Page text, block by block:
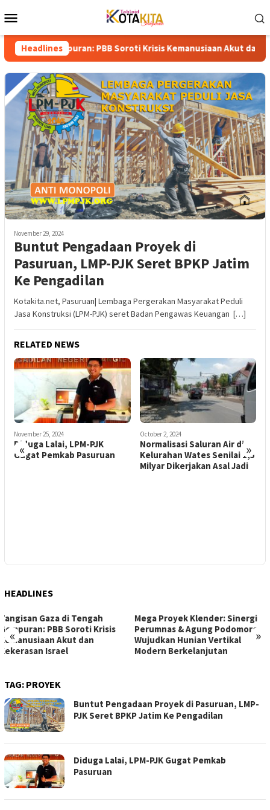
to
Menu
HeadlinesPBB Soroti Krisis Kemanusiaan Akut dan Kekerasan
November 29, 2024
Buntut Pengadaan Proyek di
Pasuruan, LMP-PJK Seret BPKP Jatim
Ke Pengadilan
Kotakita.net, Pasuruan| Lembaga Pergerakan Masyarakat Peduli
Jasa Konstruksi (LPM-PJK) seret Badan Pengawas Keuangan […]
RELATED NEWS
« »
October 2, 2024
Normalisasi Saluran Air di
Kelurahan Wates Senilai 1,5
HEADLINES
« »
Mega Proyek Klender: Sinergi
Perumnas & Agung Podomoro
Wujudkan Hunian Vertikal
Modern Berkelanjutan
Dari Ambang Putus Sekolah
ke Gerbang Beasiswa: Kisah
Inspiratif Anna di Sekolah
Rakyat
TAG: PROYEK
Buntut Pengadaan Proyek di Pasuruan, LMP-
PJK Seret BPKP Jatim Ke Pengadilan
Diduga Lalai, LPM-PJK Gugat Pemkab
Pasuruan